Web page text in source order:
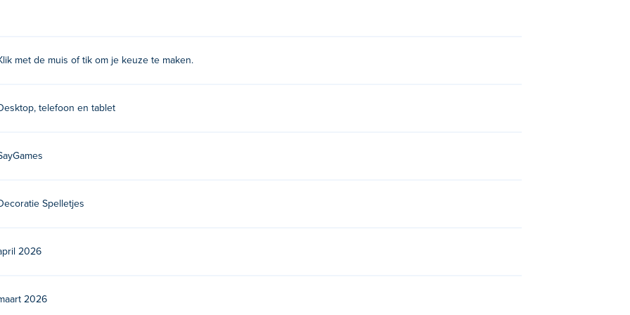
hun andere games op Poki:
en mobiele apparaten zoals telefoons en tablets.
met de muis of tik om je keuze te maken.
telefoon en tablet
Spelletjes
2026
2026